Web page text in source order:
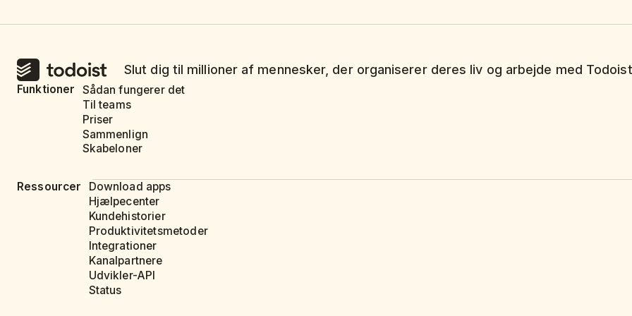
Slut dig til millioner af mennesker, der organiserer deres liv og arbejde med
Funktioner
Sådan fungerer det
Til teams
Priser
Sammenlign
Skabeloner
Ressourcer
Download apps
Hjælpecenter
Kundehistorier
Produktivitetsmetoder
Integrationer
Kanalpartnere
Udvikler-API
Status